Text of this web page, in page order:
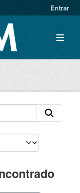
Entrar